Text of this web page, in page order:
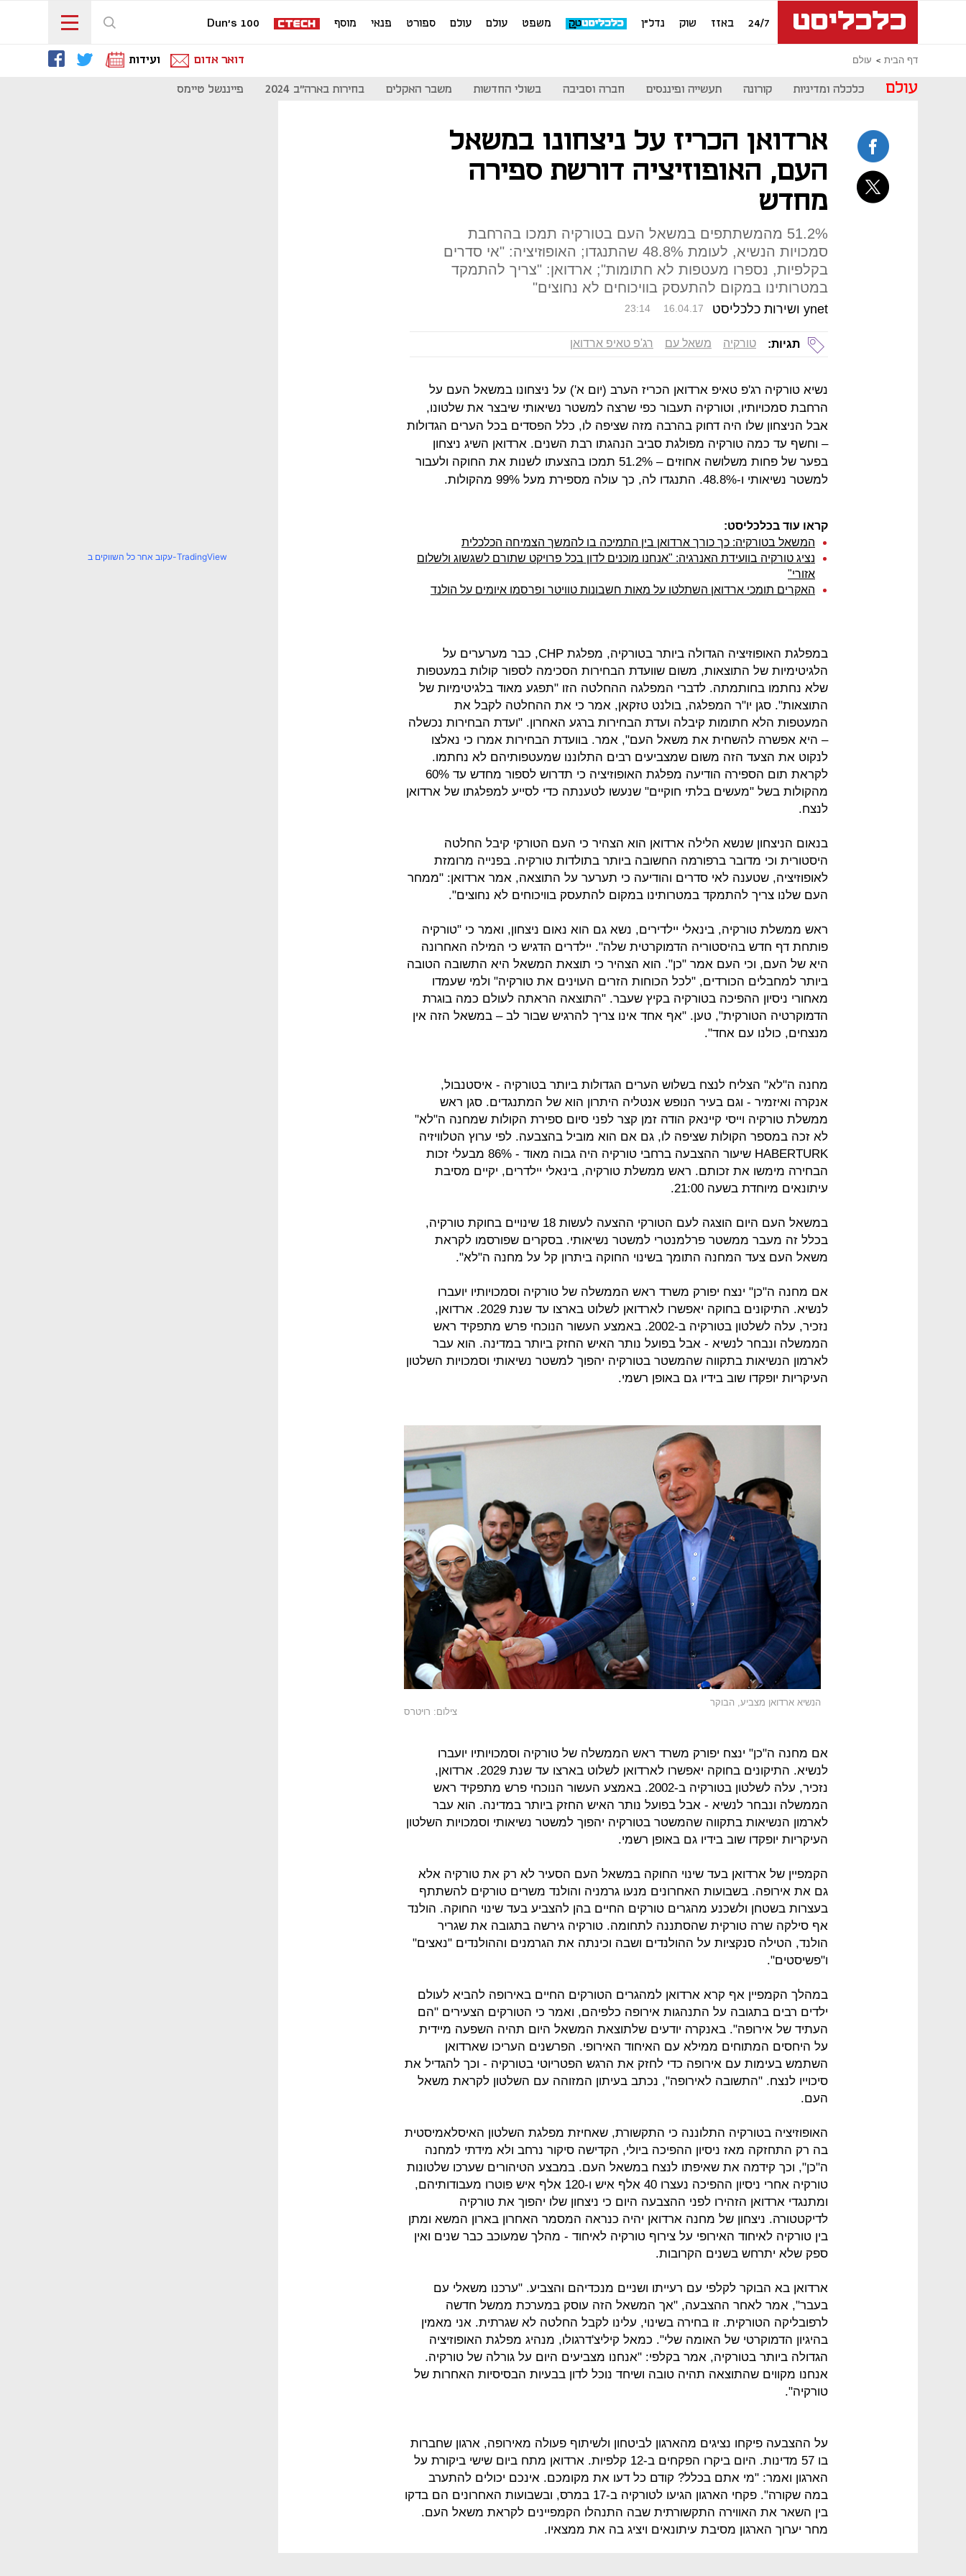
24/7 באזז שוק נדל"ן משפט עולם עולם ספורט פנאי מוסף Dun's 100
דף הבית עולם דואר אדום ועידות
עולם כלכלה ומדיניות קורונה תעשייה ופיננסים חברה וסביבה בשולי החדשות משבר האקלים בחירות בארה"ב 2024 פייננשל טיימס
ארדואן הכריז על ניצחונו במשאל
העם, האופוזיציה דורשת ספירה
מחדש
51.2% מהמשתתפים במשאל העם בטורקיה תמכו בהרחבת
סמכויות הנשיא, לעומת 48.8% שהתנגדו; האופוזיציה: "אי סדרים
בקלפיות, נספרו מעטפות לא חתומות"; ארדואן: "צריך להתמקד
במטרותינו במקום להתעסק בוויכוחים לא נחוצים"
ynet ושירות כלכליסט 23:14 16.04.17
תגיות: טורקיה משאל עם רג'פ טאיפ ארדואן
נשיא טורקיה רג'פ טאיפ ארדואן הכריז הערב (יום א') על ניצחונו במשאל העם על
הרחבת סמכויותיו, וטורקיה תעבור כפי שרצה למשטר נשיאותי שיבצר את שלטונו,
אבל הניצחון שלו היה דחוק בהרבה מזה שציפה לו, כלל הפסדים בכל הערים הגדולות
– וחשף עד כמה טורקיה מפולגת סביב הנהגתו רבת השנים. ארדואן השיג ניצחון
בפער של פחות משלושה אחוזים – 51.2% תמכו בהצעתו לשנות את החוקה ולעבור
למשטר נשיאותי ו-48.8%. התנגדו לה, כך עולה מספירת מעל 99% מהקולות.
קראו עוד בכלכליסט:
המשאל בטורקיה: כך כורך ארדואן בין התמיכה בו להמשך הצמיחה הכלכלית
נציג טורקיה בוועידת האנרגיה: "אנחנו מוכנים לדון בכל פרויקט שתורם לשגשוג ולשלום
אזורי"
האקרים תומכי ארדואן השתלטו על מאות חשבונות טוויטר ופרסמו איומים על הולנד
במפלגת האופוזיציה הגדולה ביותר בטורקיה, מפלגת CHP, כבר מערערים על
הלגיטימיות של התוצאות, משום שוועדת הבחירות הסכימה לספור קולות במעטפות
שלא נחתמו בחותמתה. לדברי המפלגה ההחלטה הזו "תפגע מאוד בלגיטימיות של
התוצאות". סגן יו"ר המפלגה, בולנט טזקאן, אמר כי את ההחלטה לקבל את
המעטפות הלא חתומות קיבלה ועדת הבחירות ברגע האחרון. "ועדת הבחירות נכשלה
– היא אפשרה להשחית את משאל העם", אמר. בוועדת הבחירות אמרו כי נאלצו
לנקוט את הצעד הזה משום שמצביעים רבים התלוננו שמעטפותיהם לא נחתמו.
לקראת תום הספירה הודיעה מפלגת האופוזיציה כי תדרוש לספור מחדש עד 60%
מהקולות בשל "מעשים בלתי חוקיים" שנעשו לטענתה כדי לסייע למפלגתו של ארדואן
לנצח.
בנאום הניצחון שנשא הלילה ארדואן הוא הצהיר כי העם הטורקי קיבל החלטה
היסטורית וכי מדובר ברפורמה החשובה ביותר בתולדות טורקיה. בפנייה מרומזת
לאופוזיציה, שטענה לאי סדרים והודיעה כי תערער על התוצאה, אמר ארדואן: "ממחר
העם שלנו צריך להתמקד במטרותינו במקום להתעסק בוויכוחים לא נחוצים".
ראש ממשלת טורקיה, בינאלי יילדירים, נשא גם הוא נאום ניצחון, ואמר כי "טורקיה
פותחת דף חדש בהיסטוריה הדמוקרטית שלה". יילדרים הדגיש כי המילה האחרונה
היא של העם, וכי העם אמר "כן". הוא הצהיר כי תוצאת המשאל היא התשובה הטובה
ביותר למחבלים הכורדים, "לכל הכוחות הזרים העוינים את טורקיה" ולמי שעמדו
מאחורי ניסיון ההפיכה בטורקיה בקיץ שעבר. "התוצאה הראתה לעולם כמה בוגרת
הדמוקרטיה הטורקית", טען. "אף אחד אינו צריך להרגיש שבור לב – במשאל הזה אין
מנצחים, כולנו עם אחד".
מחנה ה"לא" הצליח לנצח בשלוש הערים הגדולות ביותר בטורקיה - איסטנבול,
אנקרה ואיזמיר - וגם בעיר הנופש אנטליה היתרון הוא של המתנגדים. סגן ראש
ממשלת טורקיה וייסי קיינאק הודה זמן קצר לפני סיום ספירת הקולות שמחנה ה"לא"
לא זכה במספר הקולות שציפה לו, גם אם הוא מוביל בהצבעה. לפי ערוץ הטלוויזיה
HABERTURK שיעור ההצבעה ברחבי טורקיה היה גבוה מאוד - 86% מבעלי זכות
הבחירה מימשו את זכותם. ראש ממשלת טורקיה, בינאלי יילדרים, יקיים מסיבת
עיתונאים מיוחדת בשעה 21:00.
במשאל העם היום הוצגה לעם הטורקי ההצעה לעשות 18 שינויים בחוקת טורקיה,
בכלל זה מעבר ממשטר פרלמנטרי למשטר נשיאותי. בסקרים שפורסמו לקראת
משאל העם צעד המחנה התומך בשינוי החוקה ביתרון קל על מחנה ה"לא".
אם מחנה ה"כן" ינצח יפורק משרד ראש הממשלה של טורקיה וסמכויותיו יועברו
לנשיא. התיקונים בחוקה יאפשרו לארדואן לשלוט בארצו עד שנת 2029. ארדואן,
נזכיר, עלה לשלטון בטורקיה ב-2002. באמצע העשור הנוכחי פרש מתפקיד ראש
הממשלה ונבחר לנשיא - אבל בפועל נותר האיש החזק ביותר במדינה. הוא עבר
לארמון הנשיאות בתקווה שהמשטר בטורקיה יהפוך למשטר נשיאותי וסמכויות השלטון
העיקריות יופקדו שוב בידיו גם באופן רשמי.
הנשיא ארדואן מצביע, הבוקר
צילום: רויטרס
אם מחנה ה"כן" ינצח יפורק משרד ראש הממשלה של טורקיה וסמכויותיו יועברו
לנשיא. התיקונים בחוקה יאפשרו לארדואן לשלוט בארצו עד שנת 2029. ארדואן,
נזכיר, עלה לשלטון בטורקיה ב-2002. באמצע העשור הנוכחי פרש מתפקיד ראש
הממשלה ונבחר לנשיא - אבל בפועל נותר האיש החזק ביותר במדינה. הוא עבר
לארמון הנשיאות בתקווה שהמשטר בטורקיה יהפוך למשטר נשיאותי וסמכויות השלטון
העיקריות יופקדו שוב בידיו גם באופן רשמי.
הקמפיין של ארדואן בעד שינוי החוקה במשאל העם הסעיר לא רק את טורקיה אלא
גם את אירופה. בשבועות האחרונים מנעו גרמניה והולנד משרים טורקים להשתתף
בעצרות בשטחן ולשכנע מהגרים טורקים החיים בהן להצביע בעד שינוי החוקה. הולנד
אף סילקה שרה טורקית שהסתננה לתחומה. טורקיה גירשה בתגובה את שגריר
הולנד, הטילה סנקציות על ההולנדים ושבה וכינתה את הגרמנים וההולנדים "נאצים"
ו"פשיסטים".
במהלך הקמפיין אף קרא ארדואן למהגרים הטורקים החיים באירופה להביא לעולם
ילדים רבים בתגובה על התנהגות אירופה כלפיהם, ואמר כי הטורקים הצעירים "הם
העתיד של אירופה". באנקרה יודעים שלתוצאת המשאל היום תהיה השפעה מיידית
על היחסים המתוחים ממילא עם האיחוד האירופי. הפרשנים העריכו שארדואן
השתמש בעימות עם אירופה כדי לחזק את הרגש הפטריוטי בטורקיה - וכך להגדיל את
סיכוייו לנצח. "התשובה לאירופה", נכתב בעיתון המזוהה עם השלטון לקראת משאל
העם.
האופוזיציה בטורקיה התלוננה כי התקשורת, שאחיזת מפלגת השלטון האיסלאמיסטית
בה רק התחזקה מאז ניסיון ההפיכה ביולי, הקדישה סיקור נרחב ולא מידתי למחנה
ה"כן", וכך קידמה את שאיפתו לנצח במשאל העם. במבצע הטיהורים שערכו שלטונות
טורקיה אחרי ניסיון ההפיכה נעצרו 40 אלף איש ו-120 אלף איש פוטרו מעבודותיהם,
ומתנגדי ארדואן הזהירו לפני ההצבעה היום כי ניצחון שלו יהפוך את טורקיה
לדיקטטורה. ניצחון של מחנה ארדואן יהיה כנראה המסמר האחרון בארון המשא ומתן
בין טורקיה לאיחוד האירופי על צירוף טורקיה לאיחוד - מהלך שמעוכב כבר שנים ואין
ספק שלא יתרחש בשנים הקרובות.
ארדואן בא הבוקר לקלפי עם רעייתו ושניים מנכדיהם והצביע. "ערכנו משאלי עם
בעבר", אמר לאחר ההצבעה, "אך המשאל הזה עוסק במערכת ממשל חדשה
לרפובליקה הטורקית. זו בחירה בשינוי, עלינו לקבל החלטה לא שגרתית. אני מאמין
בהיגיון הדמוקרטי של האומה שלי". כמאל קיליצ'דרגולו, מנהיג מפלגת האופוזיציה
הגדולה ביותר בטורקיה, אמר בקלפי: "אנחנו מצביעים היום על גורלה של טורקיה.
אנחנו מקווים שהתוצאה תהיה טובה ושיחד נוכל לדון בבעיות הבסיסיות האחרות של
טורקיה".
על ההצבעה פיקחו נציגים מהארגון לביטחון ולשיתוף פעולה מאירופה, ארגון שחברות
בו 57 מדינות. היום ביקרו הפקחים ב-12 קלפיות. ארדואן מתח ביום שישי ביקורת על
הארגון ואמר: "מי אתם בכלל? קודם כל דעו את מקומכם. אינכם יכולים להתערב
במה שקורה". פקחי הארגון הגיעו לטורקיה ב-17 במרס, ובשבועות האחרונים הם בדקו
בין השאר את האווירה התקשורתית שבה התנהלו הקמפיינים לקראת משאל העם.
מחר יערוך הארגון מסיבת עיתונאים ויציג בה את ממצאיו.
עקוב אחר כל השווקים ב-TradingView